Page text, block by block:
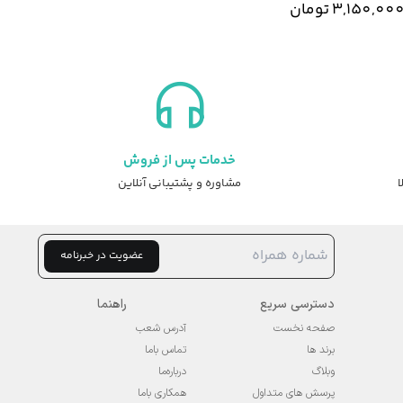
تومان
خدمات پس از فروش
مشاوره و پشتیبانی آنلاین
عضویت در خبرنامه
دسترسی سریع
صفحه نخست
برند ها
وبلاگ
پرسش های متداول
راهنما
آدرس شعب
تماس باما
درباره‌ما
همکاری باما